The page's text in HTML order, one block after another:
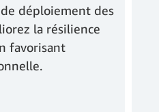
déploiement des
la résilience
favorisant